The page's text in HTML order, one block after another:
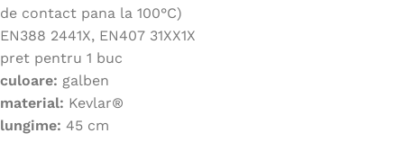
de contact pana la 100°C)
EN388 2441X, EN407 31XX1X
pret pentru 1 buc
culoare: galben
material: Kevlar®
lungime: 45 cm